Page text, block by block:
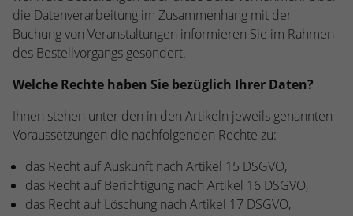
die Datenverarbeitung im Zusammenhang mit der
Buchung von Veranstaltungen informieren Sie im Rahmen
des Bestellvorgangs gesondert.
Welche Rechte haben Sie bezüglich Ihrer Daten?
Ihnen stehen unter den in den Artikeln jeweils genannten
Voraussetzungen die nachfolgenden Rechte zu:
das Recht auf Auskunft nach Artikel 15 DSGVO,
das Recht auf Berichtigung nach Artikel 16 DSGVO,
das Recht auf Löschung nach Artikel 17 DSGVO,